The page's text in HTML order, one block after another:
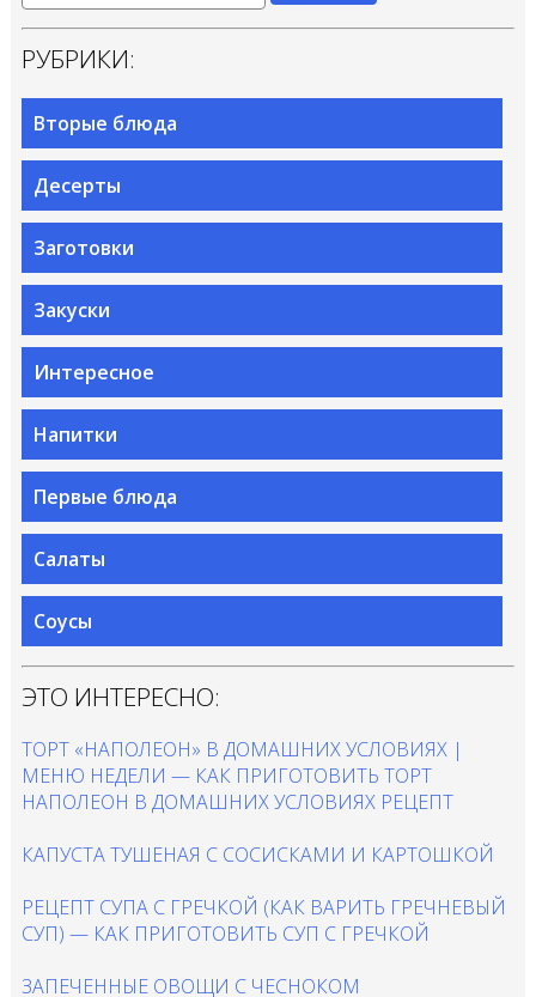
РУБРИКИ:
Вторые блюда
Десерты
Заготовки
Закуски
Интересное
Напитки
Первые блюда
Салаты
Соусы
ЭТО ИНТЕРЕСНО:
ТОРТ «НАПОЛЕОН» В ДОМАШНИХ УСЛОВИЯХ |
МЕНЮ НЕДЕЛИ — КАК ПРИГОТОВИТЬ ТОРТ
НАПОЛЕОН В ДОМАШНИХ УСЛОВИЯХ РЕЦЕПТ
КАПУСТА ТУШЕНАЯ С СОСИСКАМИ И КАРТОШКОЙ
РЕЦЕПТ СУПА С ГРЕЧКОЙ (КАК ВАРИТЬ ГРЕЧНЕВЫЙ
СУП) — КАК ПРИГОТОВИТЬ СУП С ГРЕЧКОЙ
ЗАПЕЧЕННЫЕ ОВОЩИ С ЧЕСНОКОМ